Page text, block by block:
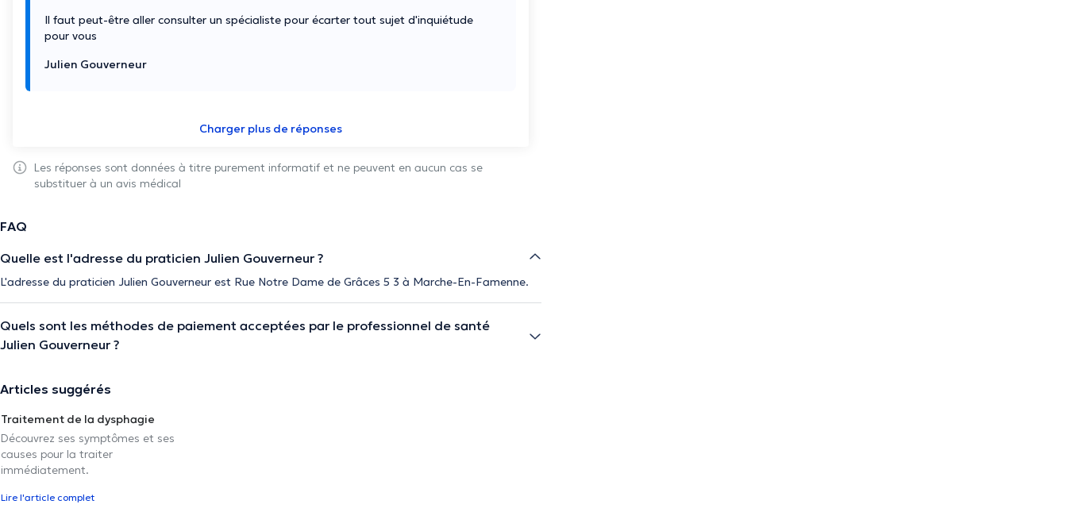
Il faut peut-être aller consulter un spécialiste pour écarter tout sujet d'inquiétude
pour vous
Julien Gouverneur
Charger plus de réponses
Les réponses sont données à titre purement informatif et ne peuvent en aucun cas se
substituer à un avis médical
FAQ
Quelle est l'adresse du praticien Julien Gouverneur ?
L'adresse du praticien Julien Gouverneur est Rue Notre Dame de Grâces 5 3 à Marche-En-Famenne.
Quels sont les méthodes de paiement acceptées par le professionnel de santé
Julien Gouverneur ?
Articles suggérés
Traitement de la dysphagie
Découvrez ses symptômes et ses
causes pour la traiter
immédiatement.
Lire l'article complet